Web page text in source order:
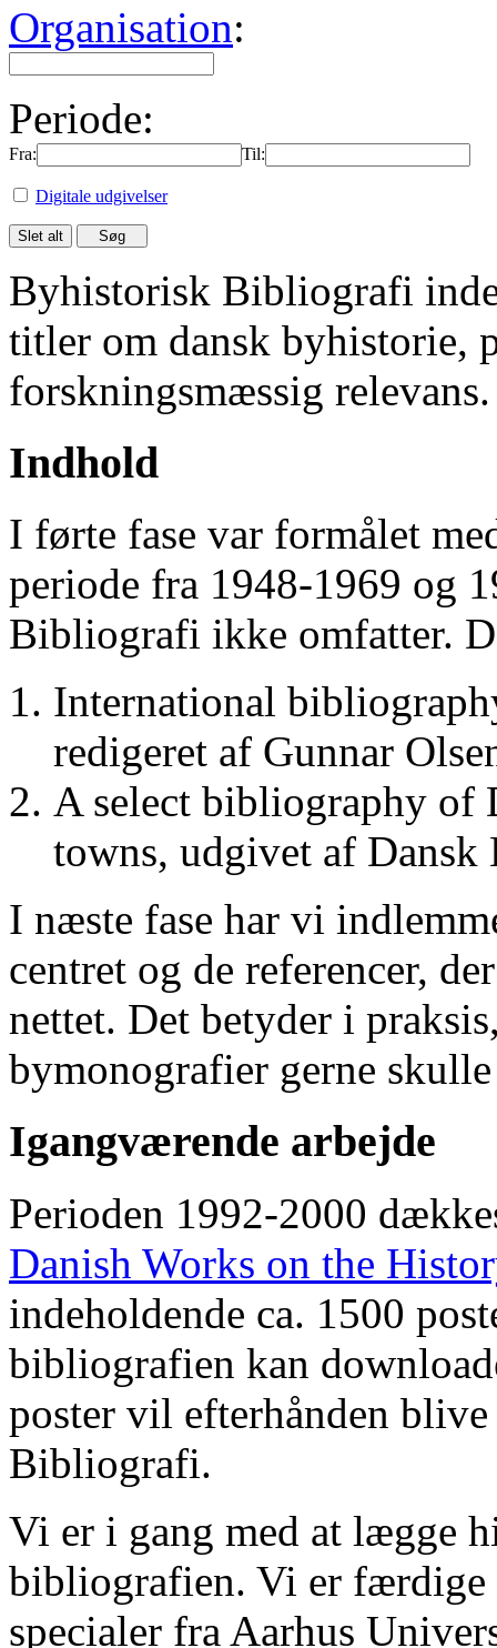
Organisation:
Periode:
Fra: Til:
Digitale udgivelser
Byhistorisk Bibliografi
titler om dansk byhistorie,
forskningsmæssig relevans.
Indhold
I førte fase var formålet
periode fra 1948-1969 og
Bibliografi ikke omfatter.
International
redigeret af Gunnar
A select bibliography of
towns, udgivet af
I næste fase har vi
centret og de referencer,
nettet. Det betyder i
bymonografier gerne
Igangværende arbejde
Perioden 1992-2000
Danish Works on the
indeholdende ca. 1500
bibliografien kan
poster vil efterhånden
Bibliografi.
Vi er i gang med at lægge
bibliografien. Vi er færdige
specialer fra Aarhus